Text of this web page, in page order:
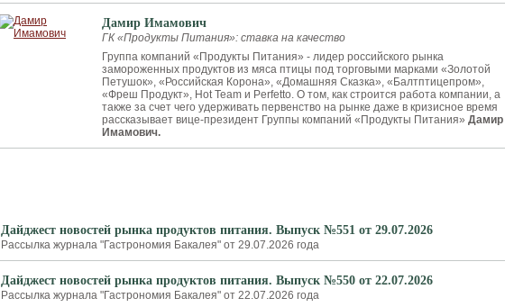
Дамир Имамович
ГК «Продукты Питания»: ставка на качество
Группа компаний «Продукты Питания» - лидер российского рынка
замороженных продуктов из мяса птицы под торговыми марками «Золотой
Петушок», «Российская Корона», «Домашняя Сказка», «Балтптицепром»,
«Фреш Продукт», Hot Team и Perfetto. О том, как строится работа компании, а
также за счет чего удерживать первенство на рынке даже в кризисное время
рассказывает вице-президент Группы компаний «Продукты Питания» Дамир
Имамович.
Дайджест новостей рынка продуктов питания. Выпуск №551 от 29.07.2026
Рассылка журнала "Гастрономия Бакалея" от 29.07.2026 года
Дайджест новостей рынка продуктов питания. Выпуск №550 от 22.07.2026
Рассылка журнала "Гастрономия Бакалея" от 22.07.2026 года